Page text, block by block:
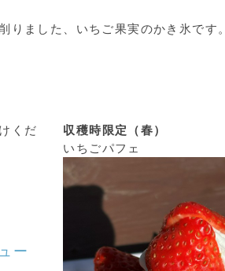
りました、いちご果実のかき氷です。
くだ
ー
収穫時限定（春）
いちごパフェ